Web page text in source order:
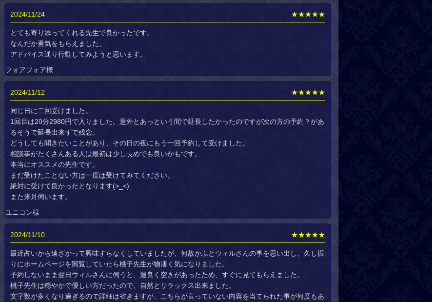
2024/11/24 ★★★★★
とても寄り添ってくれる先生で良かったです。
なんだか勇気をもらえました。
アドバイス通り行動してみようと思います。
フォアフォア様
2024/11/12 ★★★★★
同じ日に二回受けました。
1回目は20分2980円で入りました。意外とあっという間で延長したかったのですが次の方の予約？があ
るそうで延長出来ずで残念。
どうしても聞きたいことがあり、その日の夜にもう一回予約して受けました。
相談事がたくさんある人は最初は少し長めでも良いかもです。
本当にオススメの先生です。
まだ受けたことない方は一度は受けてみてください。
絶対に受けて良かったとなります(>_<)
また来月伺います。
ユニコン様
2024/11/10 ★★★★★
最近占いから遠ざかって興味すらなくしていましたが、何故かふとウィルさんの事を思い出し、久し振
りにホームページを閲覧していたら桃子先生が物凄く気になりました。
予約しないまま翌日ウィルさんに伺うと、運良く空きがあったため、すぐに見てもらえました。
桃子先生は穏やかで優しい方だったので、自然とリラックス出来ました。
文字数が多くなり過ぎるので詳細は省きますが、こちらが言っていない内容を当てられた事が何度もあ